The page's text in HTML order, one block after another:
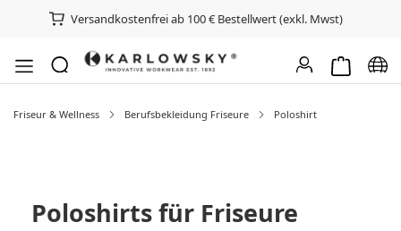
Versandkostenfrei ab 100 € Bestellwert (exkl. Mwst)
Friseur & Wellness Berufsbekleidung Friseure Poloshirt
Poloshirts für Friseure